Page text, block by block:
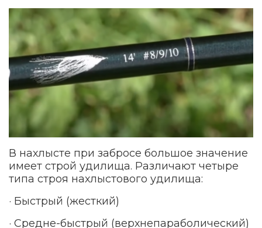
В нахлысте при забросе большое значение
имеет строй удилища. Различают четыре
типа строя нахлыстового удилища:
· Быстрый (жесткий)
· Средне-быстрый (верхнепараболический)